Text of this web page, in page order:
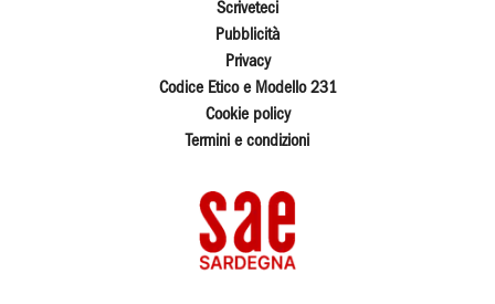
Scriveteci
Pubblicità
Privacy
Codice Etico e Modello 231
Cookie policy
Termini e condizioni